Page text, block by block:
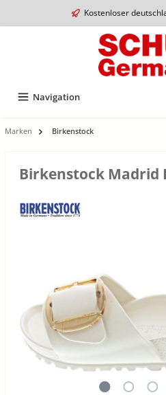
Kostenloser
Navigation
Marken Birkenstock
Birkenstock Madrid